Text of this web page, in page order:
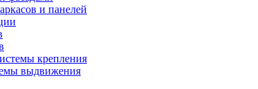
и панелей
крепления
выдвижения